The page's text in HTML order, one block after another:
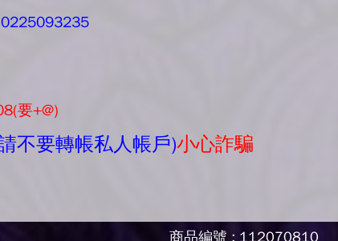
要+@)
不要轉帳私人帳戶)小心詐騙
商品編號 : 112070810